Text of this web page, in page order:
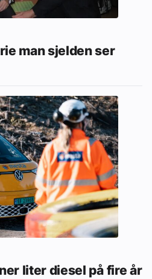
man sjelden ser
liter diesel på fire år